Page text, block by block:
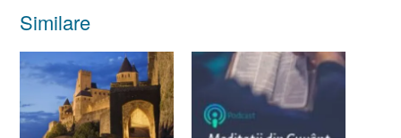
Similare